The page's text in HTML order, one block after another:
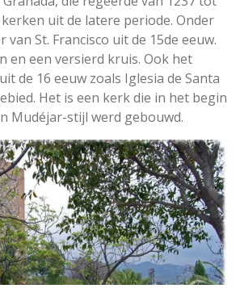
kerken uit de latere periode. Onder
St. Francisco uit de 15de eeuw.
en een versierd kruis. Ook het
de 16 eeuw zoals Iglesia de Santa
Het is een kerk die in het begin
Mudéjar-stijl werd gebouwd.